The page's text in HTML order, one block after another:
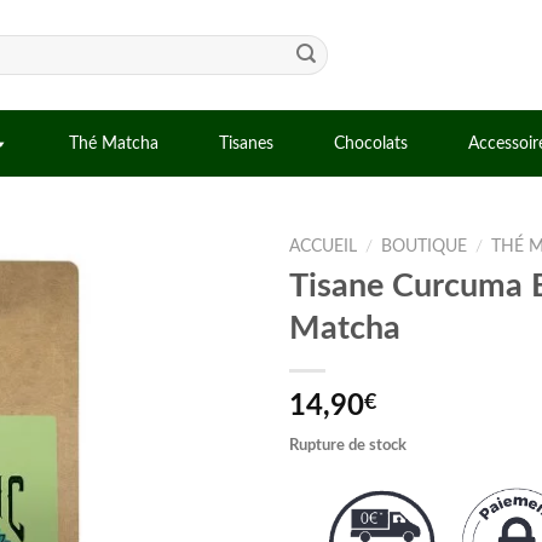
Thé Matcha Tisanes Chocolats
ACCUEIL / BOUTIQUE / THÉ
Tisane Curcuma
Matcha
14,90€
Rupture de stock